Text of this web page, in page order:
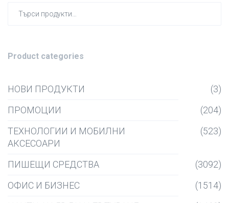
Product categories
НОВИ ПРОДУКТИ
(3)
ПРОМОЦИИ
(204)
ТЕХНОЛОГИИ И МОБИЛНИ
АКСЕСОАРИ
(523)
ПИШЕЩИ СРЕДСТВА
(3092)
ОФИС И БИЗНЕС
(1514)